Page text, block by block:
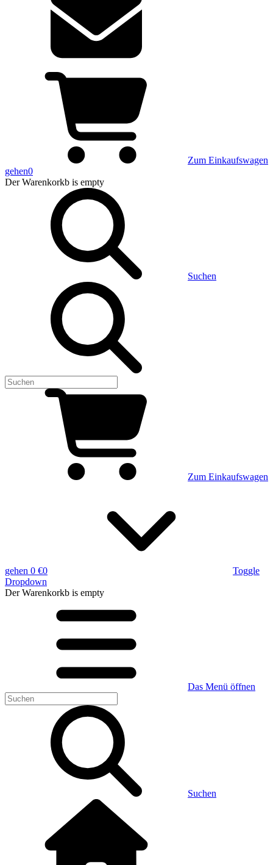
Zum Einkaufswagen
gehen0
Der Warenkorkb is empty
Suchen
Zum Einkaufswagen
gehen 0 €0
Toggle
Dropdown
Der Warenkorkb is empty
Das Menü öffnen
Suchen